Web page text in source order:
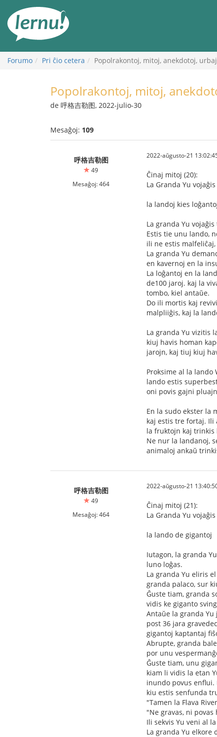
enhavo
Forumo Pri ĉio cetera Popolrakontoj, mitoj, anekdotoj,
Popolrakontoj, mitoj,
de 呼格吉勒图, 2022-julio-30
Mesaĝoj: 109
呼格吉勒图
49
Mesaĝoj: 464
2022-aŭgusto-21
Ĉinaj mitoj (20):
La Granda Yu
la landoj kies
La granda Yu
Estis tie unu lando,
ili ne estis
La granda Yu
en kavernoj en la
La loĝantoj en la
de100 jaroj. kaj la
tombo, kiel antaŭe.
Do ili mortis kaj
malpliiĝis, kaj la
La granda Yu vizitis
kiuj havis homan
jarojn, kaj tiuj kiuj
Proksime al la
lando estis
oni povis gajni
En la sudo ekster la
kaj estis tre fortaj. Ili
la fruktojn kaj trinkis
Ne nur la landanoj,
animaloj ankaŭ
呼格吉勒图
49
Mesaĝoj: 464
2022-aŭgusto-21
Ĉinaj mitoj (21):
La Granda Yu
la lando de gigantoj
Iutagon, la granda
luno loĝas.
La granda Yu eliris
granda palaco, sur
Ĝuste tiam, granda
vidis ke giganto
Antaŭe la granda
post 36 jara
gigantoj kaptantaj
Abrupte, granda
por unu
Ĝuste tiam, unu
kiam li vidis la etan
inundo povus enflui.
kiu estis senfunda
"Tamen la Flava
"Ne gravas, ni
Ili sekvis Yu veni al
La granda Yu